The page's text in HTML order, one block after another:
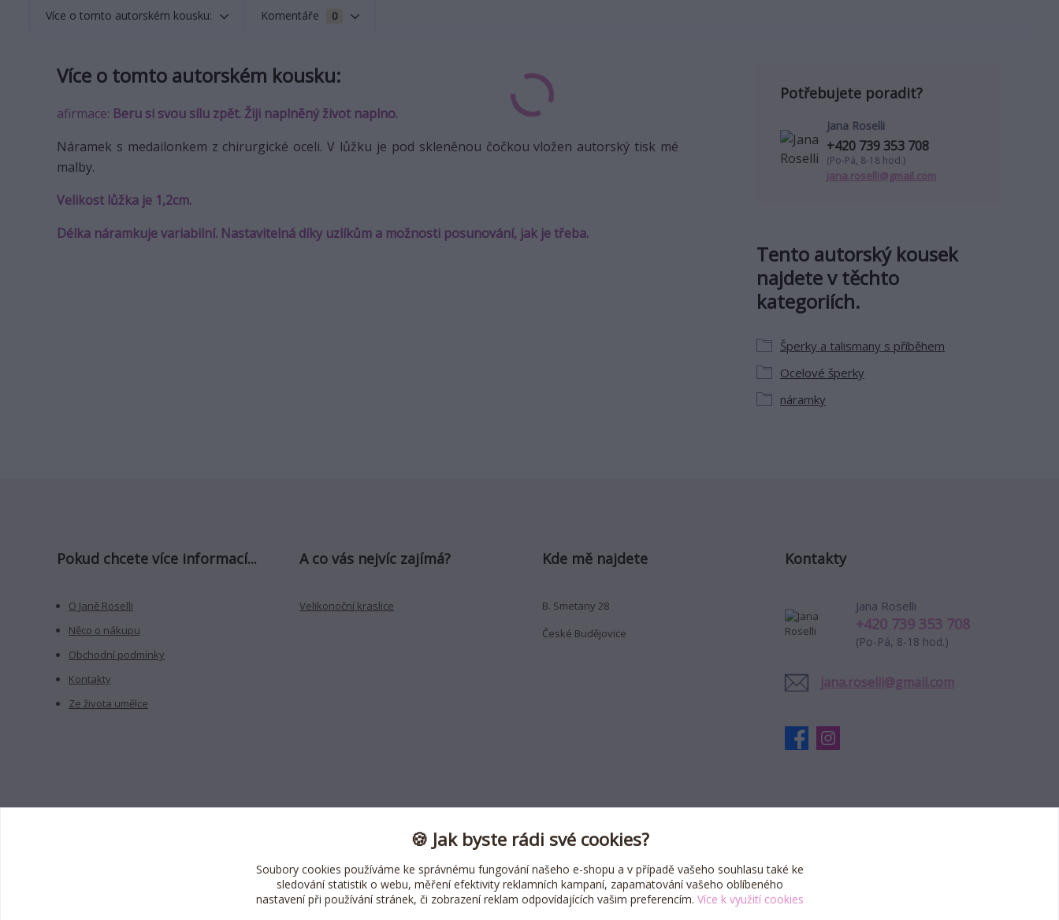
Více o tomto autorském kousku: Komentáře 0
Více o tomto autorském kousku:
afirmace: Beru si svou sílu zpět. Žiji naplněný život naplno.
Náramek s medailonkem z chirurgické oceli. V lůžku je pod skleněnou čočkou vložen autorský tisk mé
malby.
Velikost lůžka je 1,2cm.
Délka náramkuje variabilní. Nastavitelná díky uzlíkům a možnosti posunování, jak je třeba.
Tento autorský kousek
najdete v těchto
kategoriích.
Šperky a talismany s příběhem
Ocelové šperky
náramky
Potřebujete poradit?
Jana Roselli
+420 739 353 708
(Po-Pá, 8-18 hod.)
jana.roselli@gmail.com
Pokud chcete více informací...
O Janě Roselli
Něco o nákupu
Obchodní podmínky
Kontakty
Ze života umělce
A co vás nejvíc zajímá?
Velikonoční kraslice
Kde mě najdete
B. Smetany 28
České Budějovice
Kontakty
Jana Roselli
+420 739 353 708
(Po-Pá, 8-18 hod.)
jana.roselli@gmail.com
🍪 Jak byste rádi své cookies?
Soubory cookies používáme ke správnému fungování našeho e-shopu a v případě vašeho souhlasu také ke
sledování statistik o webu, měření efektivity reklamních kampaní, zapamatování vašeho oblíbeného
nastavení při používání stránek, či zobrazení reklam odpovídajících vašim preferencím. Více k využití cookies